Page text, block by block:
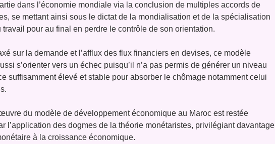
dans l’économie mondiale via la conclusion de multiples accords de
se mettant ainsi sous le dictat de la mondialisation et de la spécialisation
travail pour au final en perdre le contrôle de son orientation.
sur la demande et l’afflux des flux financiers en devises, ce modèle
s’orienter vers un échec puisqu’il n’a pas permis de générer un niveau
suffisamment élevé et stable pour absorber le chômage notamment celui
du modèle de développement économique au Maroc est restée
l’application des dogmes de la théorie monétaristes, privilégiant davantage
à la croissance économique.